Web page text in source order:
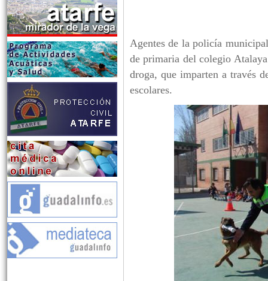
Agentes de la policía
de primaria del colegio
droga, que imparten a través
escolares.